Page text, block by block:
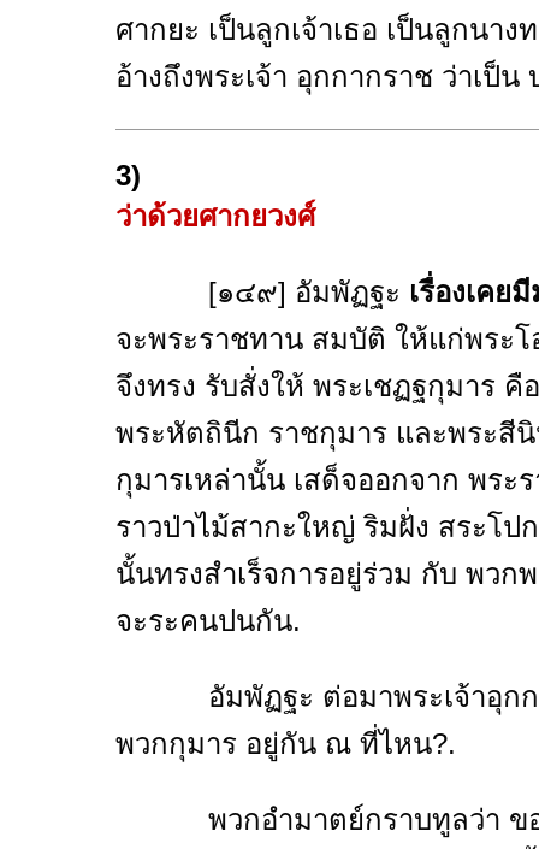
ศากยะ เป็นลูกเจ้าเธอ เป็นลูกนา
อ้างถึงพระเจ้า อุกกากราช ว่าเป็น
3)
ว่าด้วยศากยวงศ์
[๑๔๙] อัมพัฏฐะ เรื่องเคย
จะพระราชทาน สมบัติ ให้แก่พระ
จึงทรง รับสั่งให้ พระเชฏฐกุมาร
พระหัตถินีก ราชกุมาร และพระสี
กุมารเหล่านั้น เสด็จออกจาก พร
ราวป่าไม้สากะใหญ่ ริมฝั่ง สระโ
นั้นทรงสำเร็จการอยู่ร่วม กับ พวก
จะระคนปนกัน.
อัมพัฏฐะ ต่อมาพระเจ้าอุกกา
พวกกุมาร อยู่กัน ณ ที่ไหน?.
พวกอำมาตย์กราบทูลว่า ขอเ